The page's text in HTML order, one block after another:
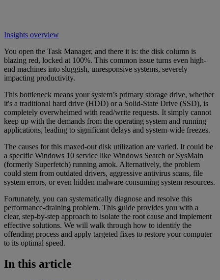
Insights overview
You open the Task Manager, and there it is: the disk column is
blazing red, locked at 100%. This common issue turns even high-
end machines into sluggish, unresponsive systems, severely
impacting productivity.
This bottleneck means your system’s primary storage drive, whether
it's a traditional hard drive (HDD) or a Solid-State Drive (SSD), is
completely overwhelmed with read/write requests. It simply cannot
keep up with the demands from the operating system and running
applications, leading to significant delays and system-wide freezes.
The causes for this maxed-out disk utilization are varied. It could be
a specific Windows 10 service like Windows Search or SysMain
(formerly Superfetch) running amok. Alternatively, the problem
could stem from outdated drivers, aggressive antivirus scans, file
system errors, or even hidden malware consuming system resources.
Fortunately, you can systematically diagnose and resolve this
performance-draining problem. This guide provides you with a
clear, step-by-step approach to isolate the root cause and implement
effective solutions. We will walk through how to identify the
offending process and apply targeted fixes to restore your computer
to its optimal speed.
In this article